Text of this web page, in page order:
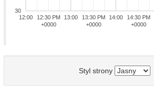
12:00 13:00 14:00
12:30 PM
+0000
13:30 PM
+0000
14:30 PM
+0000
30
Styl strony